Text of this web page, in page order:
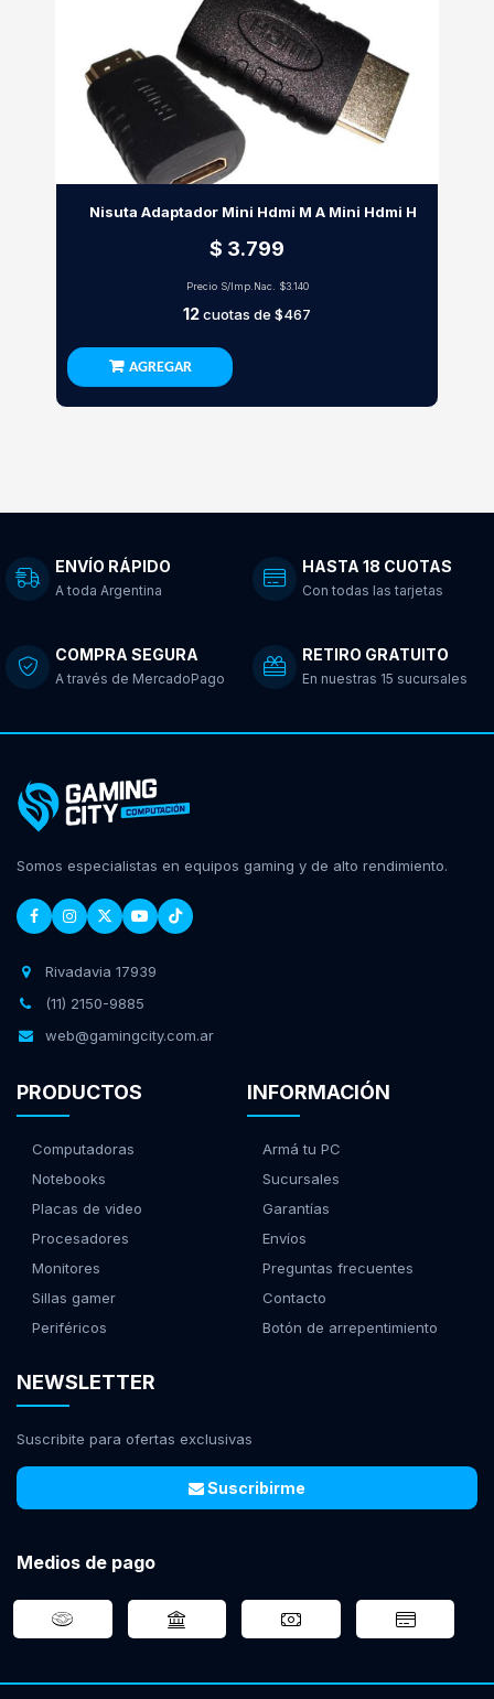
Nisuta Adaptador Mini Hdmi M A Mini Hdmi H
$ 3.799
Precio S/Imp.Nac. $3.140
12cuotas de $467
AGREGAR
ENVÍO RÁPIDO
A toda Argentina
HASTA 18 CUOTAS
Con todas las tarjetas
COMPRA SEGURA
A través de MercadoPago
RETIRO GRATUITO
En nuestras 15 sucursales
Somos especialistas en equipos gaming y de alto rendimiento.
Rivadavia 17939
(11) 2150-9885
web@gamingcity.com.ar
PRODUCTOS
Computadoras
Notebooks
Placas de video
Procesadores
Monitores
Sillas gamer
Periféricos
INFORMACIÓN
Armá tu PC
Sucursales
Garantías
Envíos
Preguntas frecuentes
Contacto
Botón de arrepentimiento
NEWSLETTER
Suscribite para ofertas exclusivas
Suscribirme
Medios de pago